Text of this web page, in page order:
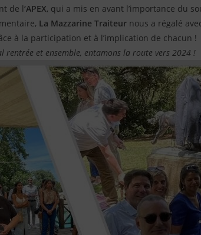
de l‘APEX, qui a mis en avant l’importance du
La Mazzarine Traiteur nous a régalé
à la participation et à l’implication de chacun !
rentrée et ensemble, entamons la route vers 2024 !